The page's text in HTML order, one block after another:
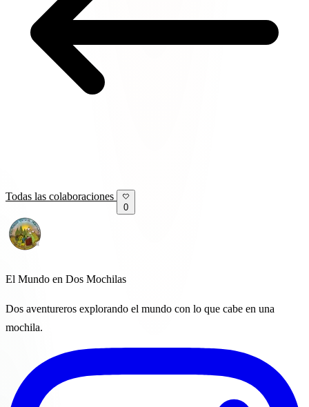
Todas las colaboraciones
0
El Mundo en Dos Mochilas
Dos aventureros explorando el mundo con lo que cabe en una
mochila.